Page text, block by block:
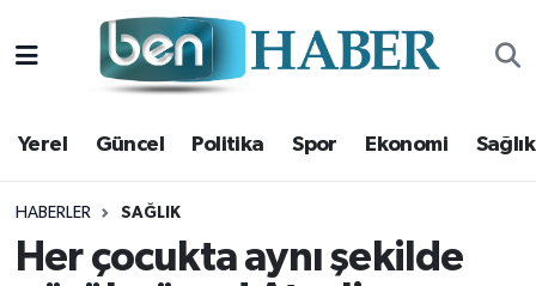
Yerel Güncel Politika Spor Ekonomi Sağlık
HABERLER SAĞLIK
Her çocukta aynı şekilde
Yerel
Güncel
Politika
Spor
Hava Durumu
Trafik Durumu
Süper Lig Puan Durumu ve Fikstür
Tüm Manşetler